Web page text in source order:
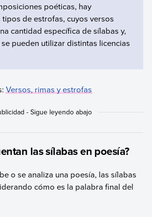
poéticas, hay
de estrofas, cuyos versos
cantidad específica de sílabas y,
pueden utilizar distintas licencias
Versos, rimas y estrofas
las sílabas en poesía?
o se analiza una poesía, las sílabas
cómo es la palabra final del